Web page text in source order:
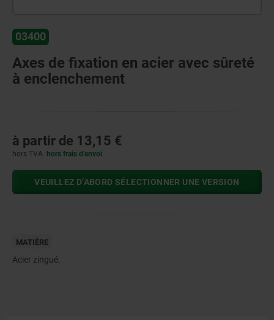
03400
Axes de fixation en acier avec sûreté
à enclenchement
à partir de 13,15 €
hors TVA hors frais d’envoi
VEUILLEZ D’ABORD SÉLECTIONNER UNE VERSION
MATIÈRE
Acier zingué.